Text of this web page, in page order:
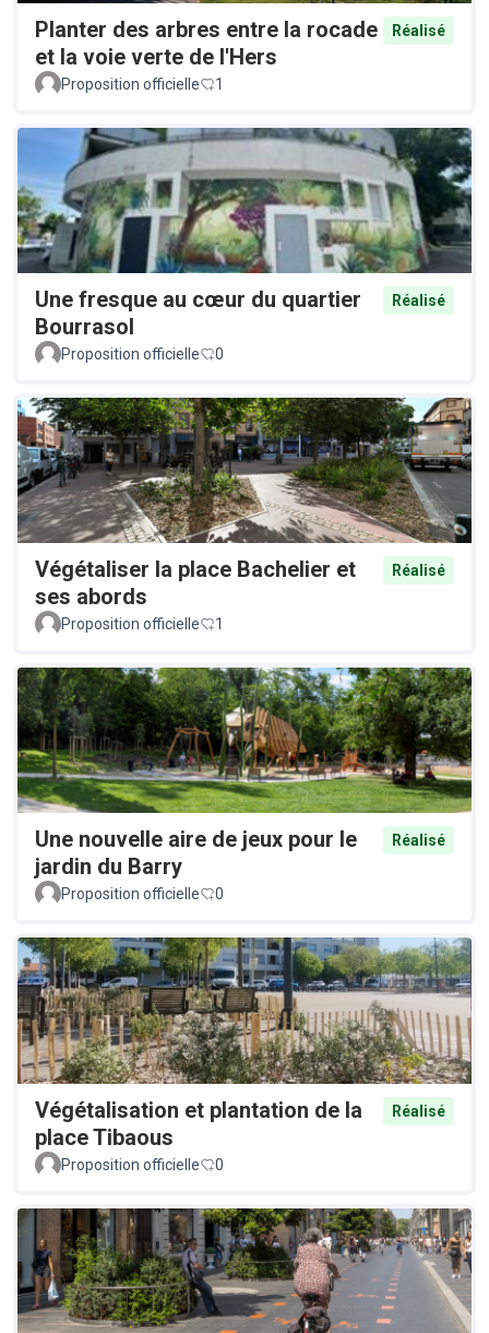
Planter des arbres entre la rocade
et la voie verte de l'Hers
Réalisé
Proposition officielle 1
Une fresque au cœur du quartier
Bourrasol
Réalisé
Proposition officielle 0
Végétaliser la place Bachelier et
ses abords
Réalisé
Proposition officielle 1
Une nouvelle aire de jeux pour le
jardin du Barry
Réalisé
Proposition officielle 0
Végétalisation et plantation de la
place Tibaous
Réalisé
Proposition officielle 0